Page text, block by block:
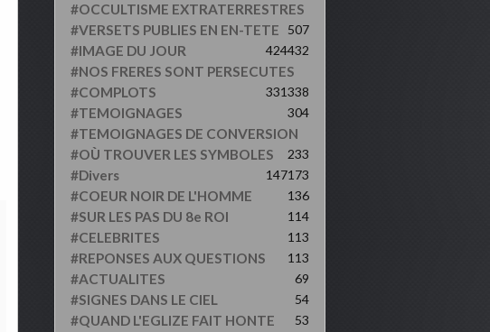
#OCCULTISME EXTRATERRESTRES
507
#VERSETS PUBLIES EN EN-TETE
432
#IMAGE DU JOUR 424
#NOS FRERES SONT PERSECUTES
338
#COMPLOTS 331
#TEMOIGNAGES 304
#TEMOIGNAGES DE CONVERSION
233
#OÙ TROUVER LES SYMBOLES
173
#Divers 147
#COEUR NOIR DE L'HOMME 136
#SUR LES PAS DU 8e ROI 114
#CELEBRITES 113
#REPONSES AUX QUESTIONS 113
#ACTUALITES 69
#SIGNES DANS LE CIEL 54
#QUAND L'EGLIZE FAIT HONTE 53